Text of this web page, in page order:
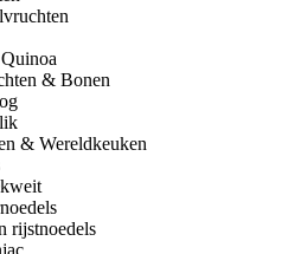
& Bonen
& Wereldkeuken
rijstnoedels